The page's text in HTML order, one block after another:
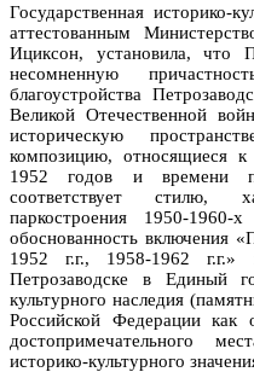
Государственная историко-
аттестованным
Ициксон, установила, что
несомненную
благоустройства
Великой Отечественной
историческую
композицию, относящиеся
1952 годов и времени
соответствует стилю,
паркостроения 1950-1960-
обоснованность включения
1952 г.г., 1958-1962
Петрозаводске в Единый
культурного наследия
Российской Федерации как
достопримечательного
историко-культурного